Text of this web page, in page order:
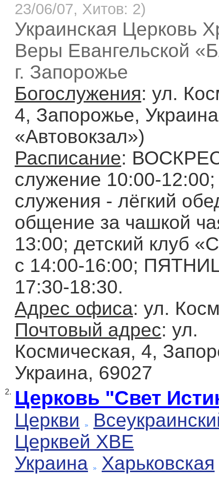
23/06/07, Хитов: 2)
Украинская Церковь
Веры Евангельской
г. Запорожье
Богослужения: ул.
4, Запорожье,
«Автовокзал»)
Расписание:
служение 10:00-
служения - лёгкий
общение за чашкой
13:00; детский клуб
с 14:00-16:00;
17:30-18:30.
Адрес офиса: ул.
Почтовый адрес: ул.
Космическая, 4,
Украина, 69027
2. Церковь "Свет
Церкви
Церквей ХВЕ
Украина
Харьковская